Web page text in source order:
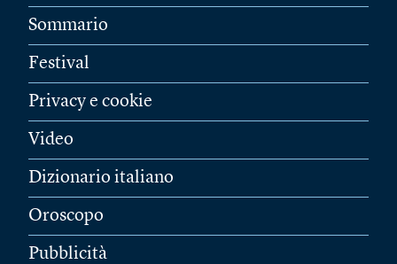
Sommario
Festival
Privacy e cookie
Video
Dizionario italiano
Oroscopo
Pubblicità